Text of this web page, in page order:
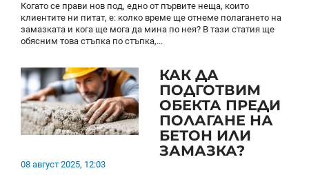
Когато се прави нов под, едно от първите неща, които
клиентите ни питат, е: колко време ще отнеме полагането на
замазката и кога ще мога да мина по нея? В тази статия ще
обясним това стъпка по стъпка,...
КАК ДА
ПОДГОТВИМ
ОБЕКТА ПРЕДИ
ПОЛАГАНЕ НА
БЕТОН ИЛИ
ЗАМАЗКА?
08 август 2025, 12:03